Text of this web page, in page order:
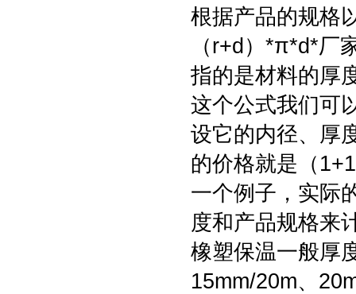
根据产品的规格
（r+d）*π*d*厂
指的是材料的厚
这个公式我们可
设它的内径、厚
的价格就是（
一个例子，实际
度和产品规格来
橡塑保温一般厚
15mm/20m、